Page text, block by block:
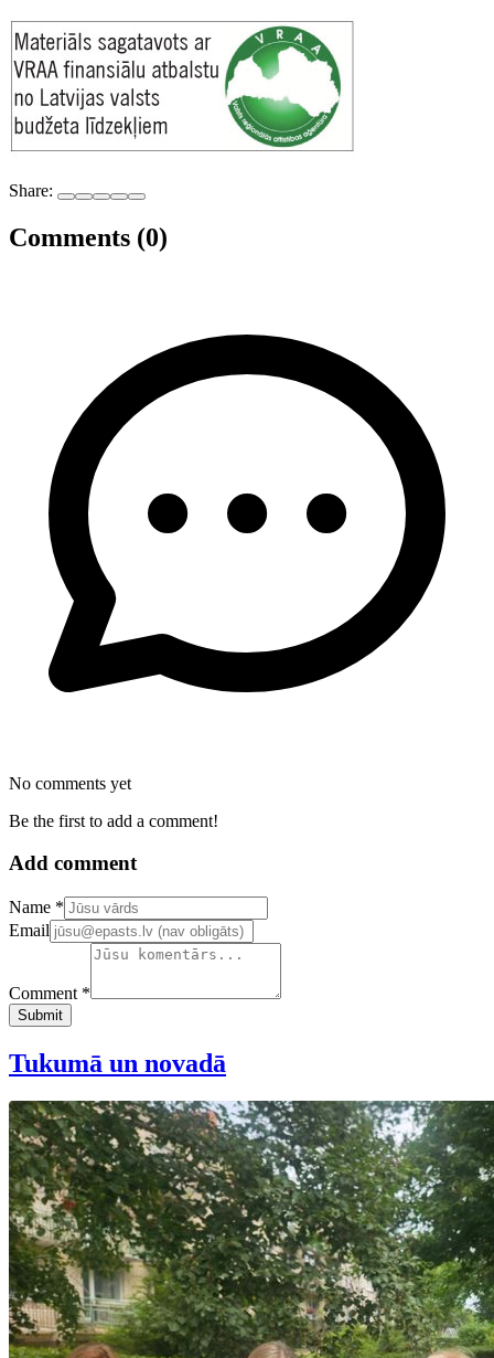
Share:
Comments (0)
No comments yet
Be the first to add a comment!
Add comment
Confirm your email address
Name *
Email
Comment *
Submit
Tukumā un novadā